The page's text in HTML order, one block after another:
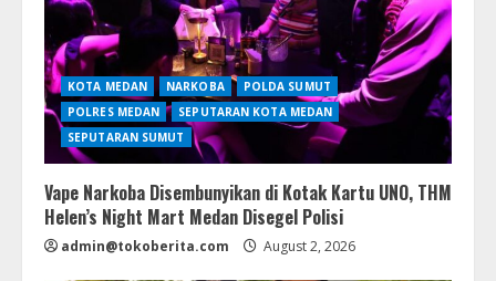
KOTA MEDAN NARKOBA
POLDA SUMUT
POLRES MEDAN
SEPUTARAN KOTA MEDAN
SEPUTARAN SUMUT
Vape Narkoba Disembunyikan di Kotak Kartu UNO, THM
Helen’s Night Mart Medan Disegel Polisi
admin@tokoberita.com August 2, 2026